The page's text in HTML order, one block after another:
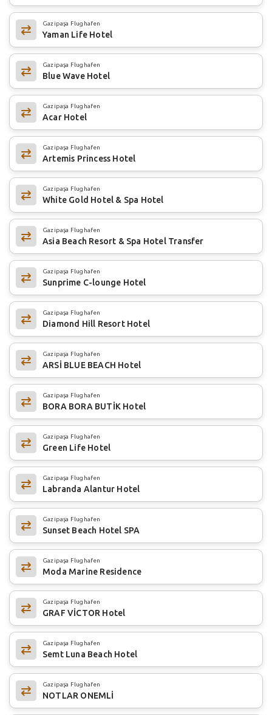
Gazipaşa Flughafen
Yaman Life Hotel
Gazipaşa Flughafen
Blue Wave Hotel
Gazipaşa Flughafen
Acar Hotel
Gazipaşa Flughafen
Artemis Princess Hotel
Gazipaşa Flughafen
White Gold Hotel & Spa Hotel
Gazipaşa Flughafen
Asia Beach Resort & Spa Hotel Transfer
Gazipaşa Flughafen
Sunprime C-lounge Hotel
Gazipaşa Flughafen
Diamond Hill Resort Hotel
Gazipaşa Flughafen
ARSİ BLUE BEACH Hotel
Gazipaşa Flughafen
BORA BORA BUTİK Hotel
Gazipaşa Flughafen
Green Life Hotel
Gazipaşa Flughafen
Labranda Alantur Hotel
Gazipaşa Flughafen
Sunset Beach Hotel SPA
Gazipaşa Flughafen
Moda Marine Residence
Gazipaşa Flughafen
GRAF VİCTOR Hotel
Gazipaşa Flughafen
Semt Luna Beach Hotel
Gazipaşa Flughafen
NOTLAR ONEMLİ